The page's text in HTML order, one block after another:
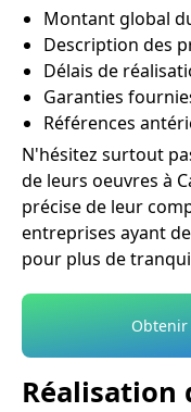
Montant global
Description des
Délais de
Garanties
Références
N'hésitez surtout
de leurs oeuvres à
précise de leur
entreprises ayant
pour plus de
Réalisation